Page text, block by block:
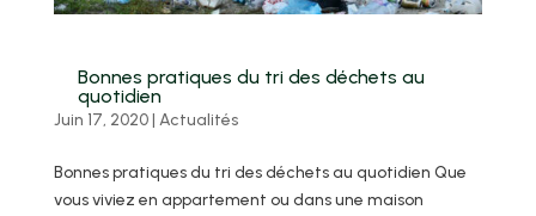
Bonnes pratiques du tri des déchets au
quotidien
Juin 17, 2020| Actualités
Bonnes pratiques du tri des déchets au quotidien Que
vous viviez en appartement ou dans une maison